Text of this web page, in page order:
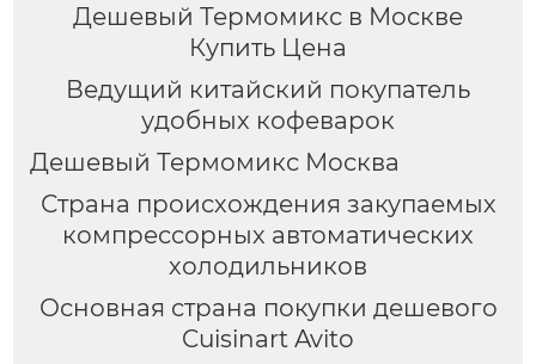
Дешевый Термомикс в Москве
Купить Цена
Ведущий китайский покупатель
удобных кофеварок
Дешевый Термомикс Москва
Страна происхождения закупаемых
компрессорных автоматических
холодильников
Основная страна покупки дешевого
Cuisinart Avito